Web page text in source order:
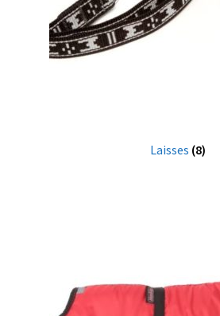
Laisses (8)